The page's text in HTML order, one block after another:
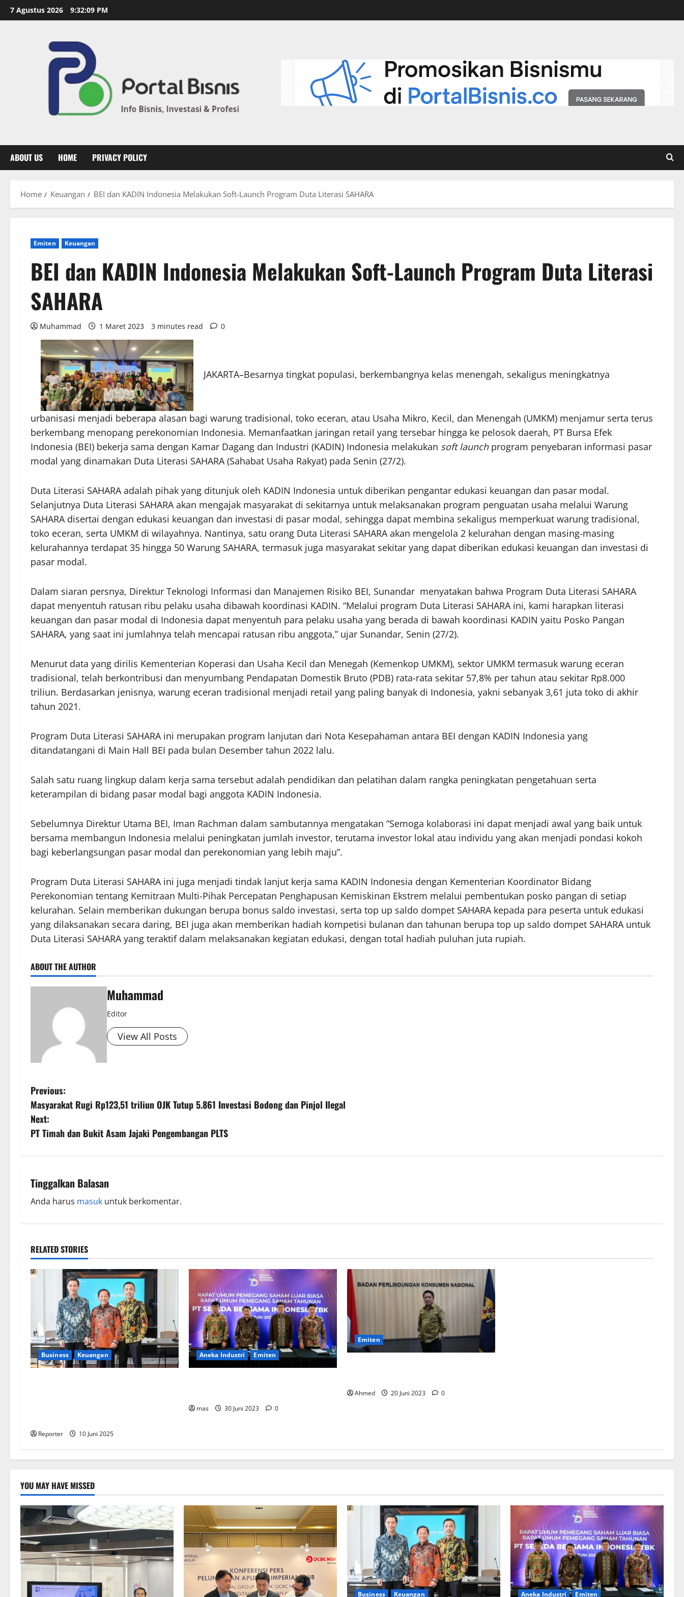
7 Agustus 2026 9:32:10 PM
ABOUT US HOME PRIVACY POLICY
Home Keuangan BEI dan KADIN Indonesia Melakukan Soft-Launch Program Duta Literasi SAHARA
Emiten Keuangan
BEI dan KADIN Indonesia Melakukan Soft-Launch Program Duta Literasi
SAHARA
Muhammad 1 Maret 2023 3 minutes read 0
JAKARTA–Besarnya tingkat populasi, berkembangnya kelas menengah, sekaligus meningkatnya
urbanisasi menjadi beberapa alasan bagi warung tradisional, toko eceran, atau Usaha Mikro, Kecil, dan Menengah (UMKM) menjamur serta terus
berkembang menopang perekonomian Indonesia. Memanfaatkan jaringan retail yang tersebar hingga ke pelosok daerah, PT Bursa Efek
Indonesia (BEI) bekerja sama dengan Kamar Dagang dan Industri (KADIN) Indonesia melakukan soft launchprogram penyebaran informasi pasar
modal yang dinamakan Duta Literasi SAHARA (Sahabat Usaha Rakyat) pada Senin (27/2).
Duta Literasi SAHARA adalah pihak yang ditunjuk oleh KADIN Indonesia untuk diberikan pengantar edukasi keuangan dan pasar modal.
Selanjutnya Duta Literasi SAHARA akan mengajak masyarakat di sekitarnya untuk melaksanakan program penguatan usaha melalui Warung
SAHARA disertai dengan edukasi keuangan dan investasi di pasar modal, sehingga dapat membina sekaligus memperkuat warung tradisional,
toko eceran, serta UMKM di wilayahnya. Nantinya, satu orang Duta Literasi SAHARA akan mengelola 2 kelurahan dengan masing-masing
kelurahannya terdapat 35 hingga 50 Warung SAHARA, termasuk juga masyarakat sekitar yang dapat diberikan edukasi keuangan dan investasi di
pasar modal.
Dalam siaran persnya, Direktur Teknologi Informasi dan Manajemen Risiko BEI, Sunandar menyatakan bahwa Program Duta Literasi SAHARA
dapat menyentuh ratusan ribu pelaku usaha dibawah koordinasi KADIN. “Melalui program Duta Literasi SAHARA ini, kami harapkan literasi
keuangan dan pasar modal di Indonesia dapat menyentuh para pelaku usaha yang berada di bawah koordinasi KADIN yaitu Posko Pangan
SAHARA, yang saat ini jumlahnya telah mencapai ratusan ribu anggota,” ujar Sunandar, Senin (27/2).
Menurut data yang dirilis Kementerian Koperasi dan Usaha Kecil dan Menegah (Kemenkop UMKM), sektor UMKM termasuk warung eceran
tradisional, telah berkontribusi dan menyumbang Pendapatan Domestik Bruto (PDB) rata-rata sekitar 57,8% per tahun atau sekitar Rp8.000
triliun. Berdasarkan jenisnya, warung eceran tradisional menjadi retail yang paling banyak di Indonesia, yakni sebanyak 3,61 juta toko di akhir
tahun 2021.
Program Duta Literasi SAHARA ini merupakan program lanjutan dari Nota Kesepahaman antara BEI dengan KADIN Indonesia yang
ditandatangani di Main Hall BEI pada bulan Desember tahun 2022 lalu.
Salah satu ruang lingkup dalam kerja sama tersebut adalah pendidikan dan pelatihan dalam rangka peningkatan pengetahuan serta
keterampilan di bidang pasar modal bagi anggota KADIN Indonesia.
Sebelumnya Direktur Utama BEI, Iman Rachman dalam sambutannya mengatakan “Semoga kolaborasi ini dapat menjadi awal yang baik untuk
bersama membangun Indonesia melalui peningkatan jumlah investor, terutama investor lokal atau individu yang akan menjadi pondasi kokoh
bagi keberlangsungan pasar modal dan perekonomian yang lebih maju”.
Program Duta Literasi SAHARA ini juga menjadi tindak lanjut kerja sama KADIN Indonesia dengan Kementerian Koordinator Bidang
Perekonomian tentang Kemitraan Multi-Pihak Percepatan Penghapusan Kemiskinan Ekstrem melalui pembentukan posko pangan di setiap
kelurahan. Selain memberikan dukungan berupa bonus saldo investasi, serta top up saldo dompet SAHARA kepada para peserta untuk edukasi
yang dilaksanakan secara daring, BEI juga akan memberikan hadiah kompetisi bulanan dan tahunan berupa top up saldo dompet SAHARA untuk
Duta Literasi SAHARA yang teraktif dalam melaksanakan kegiatan edukasi, dengan total hadiah puluhan juta rupiah.
ABOUT THE AUTHOR
Muhammad
Editor
View All Posts
Previous:
Masyarakat Rugi Rp123,51 triliun OJK Tutup 5.861 Investasi Bodong dan Pinjol Ilegal
Next:
PT Timah dan Bukit Asam Jajaki Pengembangan PLTS
Tinggalkan Balasan
Anda harus masuk untuk berkomentar.
RELATED STORIES
Business Keuangan
Reporter 10 Juni 2025
Aneka Industri Emiten
mas 30 Juni 2023 0
Emiten
Ahmed 20 Juni 2023 0
YOU MAY HAVE MISSED
Business Keuangan Aneka Industri Emiten